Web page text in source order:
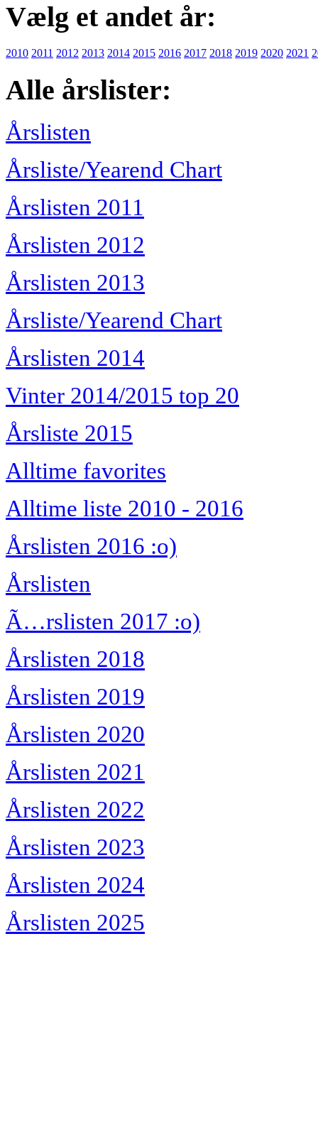
Vælg et andet år:
2010 2011 2012 2013 2014 2015 2016 2017 2018 2019 2020 2021
Alle årslister:
Årslisten
Årsliste/Yearend Chart
Årslisten 2011
Årslisten 2012
Årslisten 2013
Årsliste/Yearend Chart
Årslisten 2014
Vinter 2014/2015 top 20
Årsliste 2015
Alltime favorites
Alltime liste 2010 - 2016
Årslisten 2016 :o)
Årslisten
Ã…rslisten 2017 :o)
Årslisten 2018
Årslisten 2019
Årslisten 2020
Årslisten 2021
Årslisten 2022
Årslisten 2023
Årslisten 2024
Årslisten 2025